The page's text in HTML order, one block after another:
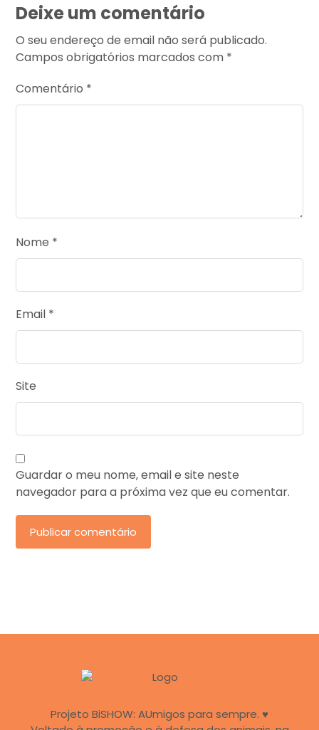
Deixe um comentário
O seu endereço de email não será publicado.
Campos obrigatórios marcados com *
Comentário *
Nome *
Email *
Site
Guardar o meu nome, email e site neste
navegador para a próxima vez que eu comentar.
Publicar comentário
Projeto BiSHOW: AUmigos para sempre. ♥